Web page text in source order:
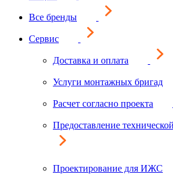
Все бренды
Сервис
Доставка и оплата
Услуги монтажных бригад
Расчет согласно проекта
Предоставление
Проектирование для ИЖС